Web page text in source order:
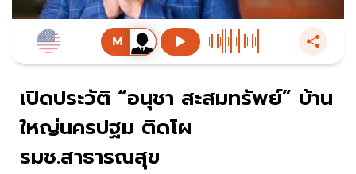
เปิดประวัติ “อนุชา สะสมทรัพย์” บ้าน
ใหญ่นครปฐม ติดโผ
รมช.สาธารณสุข